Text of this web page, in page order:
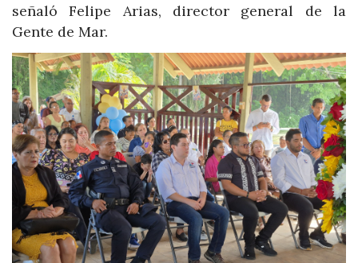
señaló Felipe Arias, director general de la
Gente de Mar.